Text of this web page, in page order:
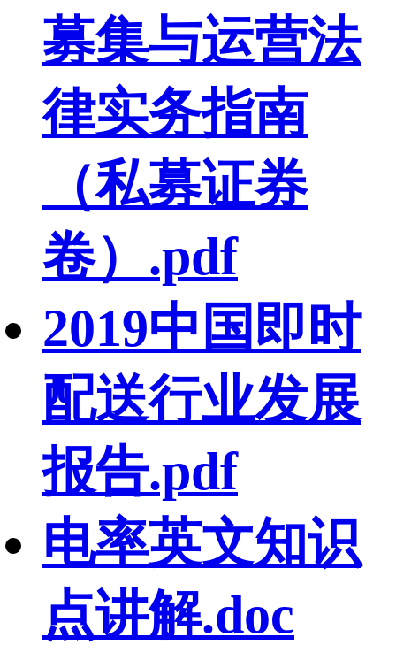
募集与运营法
律实务指南
（私募证券
卷）.pdf
2019中国即时
配送行业发展
报告.pdf
电率英文知识
点讲解.doc